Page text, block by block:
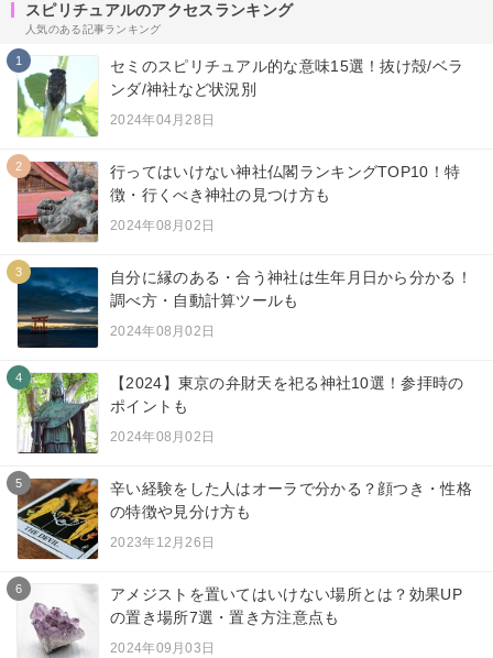
スピリチュアルのアクセスランキング
人気のある記事ランキング
1
セミのスピリチュアル的な意味15選！抜け殻/ベラ
ンダ/神社など状況別
2024年04月28日
2
行ってはいけない神社仏閣ランキングTOP10！特
徴・行くべき神社の見つけ方も
2024年08月02日
3
自分に縁のある・合う神社は生年月日から分かる！
調べ方・自動計算ツールも
2024年08月02日
4
【2024】東京の弁財天を祀る神社10選！参拝時の
ポイントも
2024年08月02日
5
辛い経験をした人はオーラで分かる？顔つき・性格
の特徴や見分け方も
2023年12月26日
6
アメジストを置いてはいけない場所とは？効果UP
の置き場所7選・置き方注意点も
2024年09月03日